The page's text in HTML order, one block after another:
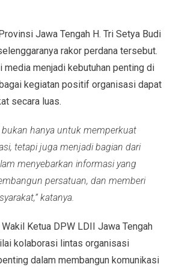
Jawa Tengah H. Tri Setya Budi
rakor perdana tersebut.
media menjadi kebutuhan penting di
kegiatan positif organisasi dapat
secara luas.
bukan hanya untuk memperkuat
tetapi juga menjadi bagian dari
menyebarkan informasi yang
persatuan, dan memberi
katanya.
Ketua DPW LDII Jawa Tengah
kolaborasi lintas organisasi
dalam membangun komunikasi